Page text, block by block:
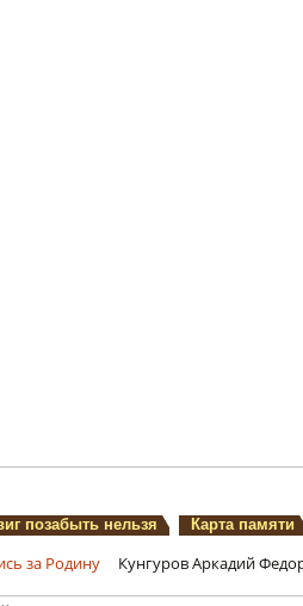
позабыть нельзя Карта памяти
за Родину Кунгуров Аркадий